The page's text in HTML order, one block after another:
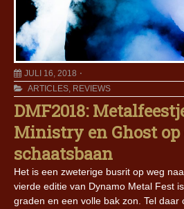
JULI 16, 2018
ARTICLES, REVIEWS
DMF2018:
Ministry en Ghost
schaatsbaan
Het is een zweterige busrit op weg
vierde editie van Dynamo Metal Fest
graden en een volle bak zon. Tel daar